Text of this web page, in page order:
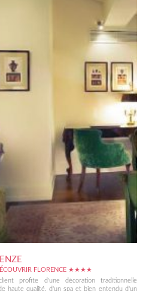
FLORENCE ★★★★
profite d'une décoration traditionnelle
haute qualité, d'un spa et bien entendu d'un